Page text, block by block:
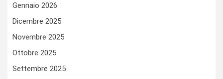
Gennaio 2026
Dicembre 2025
Novembre 2025
Ottobre 2025
Settembre 2025